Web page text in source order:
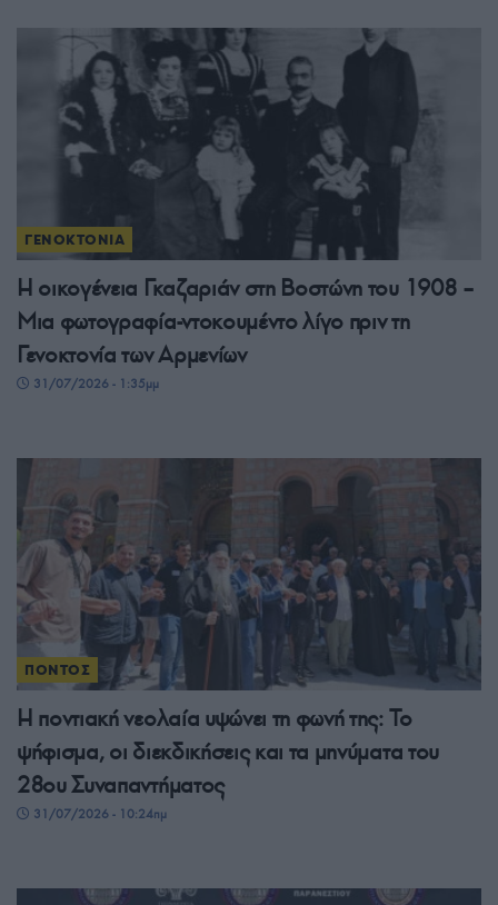
ΓΕΝΟΚΤΟΝΙΑ
Η οικογένεια Γκαζαριάν στη Βοστώνη του 1908 –
Μια φωτογραφία-ντοκουμέντο λίγο πριν τη
Γενοκτονία των Αρμενίων
31/07/2026 - 1:35μμ
ΠΟΝΤΟΣ
Η ποντιακή νεολαία υψώνει τη φωνή της: Το
ψήφισμα, οι διεκδικήσεις και τα μηνύματα του
28ου Συναπαντήματος
31/07/2026 - 10:24πμ